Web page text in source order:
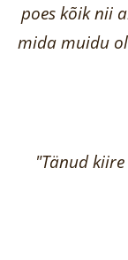
poes kõik nii
mida muidu
"Tänud